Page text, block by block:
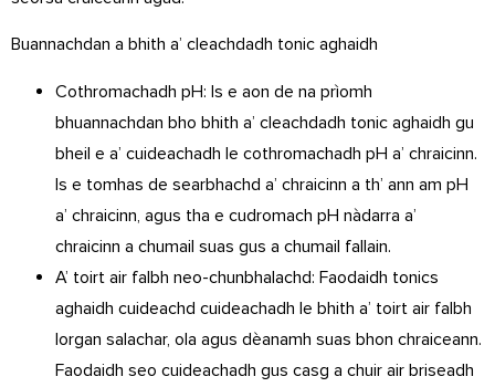
Buannachdan a bhith a’ cleachdadh tonic aghaidh
Cothromachadh pH: Is e aon de na prìomh
bhuannachdan bho bhith a’ cleachdadh tonic aghaidh gu
bheil e a’ cuideachadh le cothromachadh pH a’ chraicinn.
Is e tomhas de searbhachd a’ chraicinn a th’ ann am pH
a’ chraicinn, agus tha e cudromach pH nàdarra a’
chraicinn a chumail suas gus a chumail fallain.
A’ toirt air falbh neo-chunbhalachd: Faodaidh tonics
aghaidh cuideachd cuideachadh le bhith a’ toirt air falbh
lorgan salachar, ola agus dèanamh suas bhon chraiceann.
Faodaidh seo cuideachadh gus casg a chuir air briseadh